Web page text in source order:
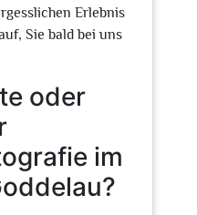
Erlebnis
Sie bald bei uns
oder
im